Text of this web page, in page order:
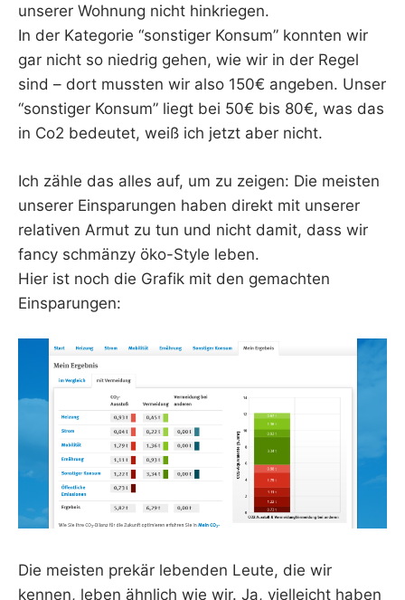
unserer Wohnung nicht hinkriegen.
In der Kategorie “sonstiger Konsum” konnten wir
gar nicht so niedrig gehen, wie wir in der Regel
sind – dort mussten wir also 150€ angeben. Unser
“sonstiger Konsum” liegt bei 50€ bis 80€, was das
in Co2 bedeutet, weiß ich jetzt aber nicht.
Ich zähle das alles auf, um zu zeigen: Die meisten
unserer Einsparungen haben direkt mit unserer
relativen Armut zu tun und nicht damit, dass wir
fancy schmänzy öko-Style leben.
Hier ist noch die Grafik mit den gemachten
Einsparungen:
Die meisten prekär lebenden Leute, die wir
kennen, leben ähnlich wie wir. Ja, vielleicht haben